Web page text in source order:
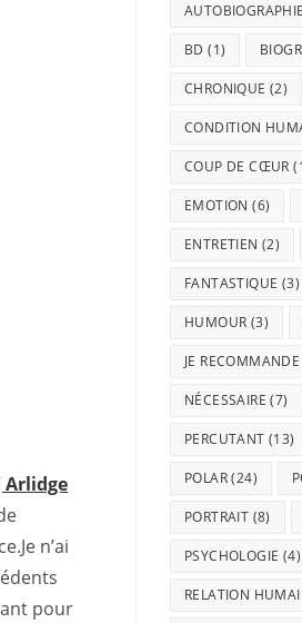
Arlidge
n’ai
pour
AUTOBIOGRAPHIE
BD (1)
CHRONIQUE (2)
CONDITION
COUP DE CŒUR
EMOTION (6)
ENTRETIEN (2)
FANTASTIQUE (3)
HUMOUR (3)
JE RECOMMANDE
NÉCESSAIRE (7)
PERCUTANT (13)
POLAR(24)
PORTRAIT (8)
PSYCHOLOGIE (4)
RELATION